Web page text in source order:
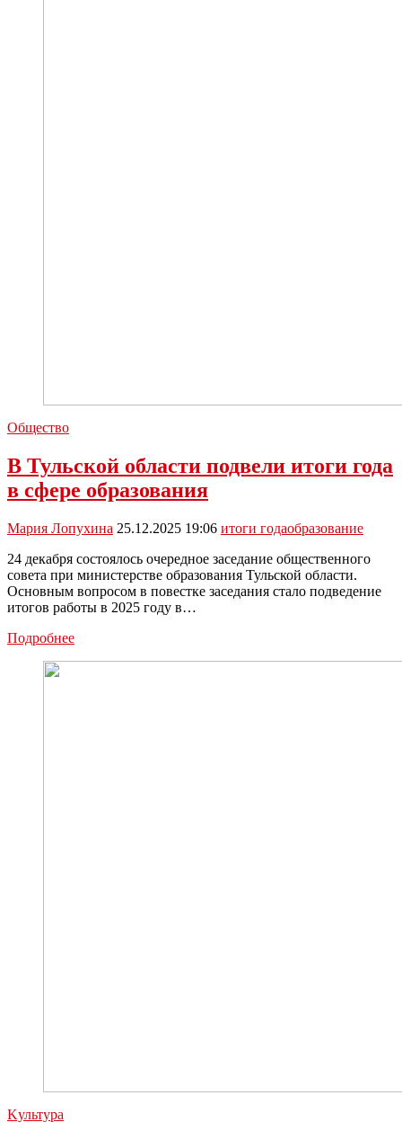
Общество
В Тульской области подвели итоги года
в сфере образования
Мария Лопухина 25.12.2025 19:06 итоги годаобразование
24 декабря состоялось очередное заседание общественного
совета при министерстве образования Тульской области.
Основным вопросом в повестке заседания стало подведение
итогов работы в 2025 году в…
ПодробнееВ
Kультура